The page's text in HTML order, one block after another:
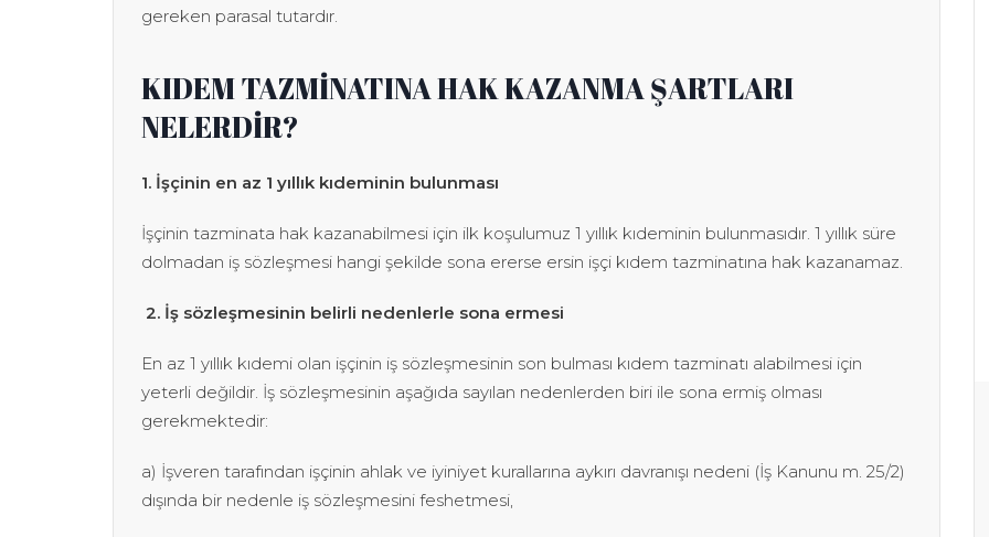
gereken parasal tutardır.
KIDEM TAZMİNATINA HAK KAZANMA ŞARTLARI
NELERDİR?
1. İşçinin en az 1 yıllık kıdeminin bulunması
İşçinin tazminata hak kazanabilmesi için ilk koşulumuz 1 yıllık kıdeminin bulunmasıdır. 1 yıllık süre
dolmadan iş sözleşmesi hangi şekilde sona ererse ersin işçi kıdem tazminatına hak kazanamaz.
2. İş sözleşmesinin belirli nedenlerle sona ermesi
En az 1 yıllık kıdemi olan işçinin iş sözleşmesinin son bulması kıdem tazminatı alabilmesi için
yeterli değildir. İş sözleşmesinin aşağıda sayılan nedenlerden biri ile sona ermiş olması
gerekmektedir:
a) İşveren tarafından işçinin ahlak ve iyiniyet kurallarına aykırı davranışı nedeni (İş Kanunu m. 25/2)
dışında bir nedenle iş sözleşmesini feshetmesi,